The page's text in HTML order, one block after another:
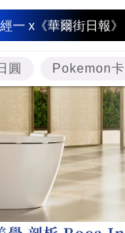
經一 x《華爾街日報》
圓 Pokemon卡